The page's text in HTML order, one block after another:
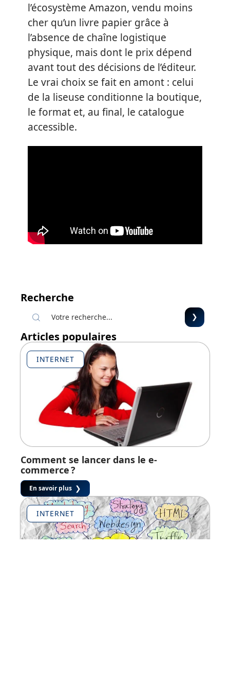
l’écosystème Amazon, vendu moins
cher qu’un livre papier grâce à
l’absence de chaîne logistique
physique, mais dont le prix dépend
avant tout des décisions de l’éditeur.
Le vrai choix se fait en amont : celui
de la liseuse conditionne la boutique,
le format et, au final, le catalogue
accessible.
Recherche
Articles populaires
INTERNET
Comment se lancer dans le e-
commerce ?
En savoir plus
INTERNET